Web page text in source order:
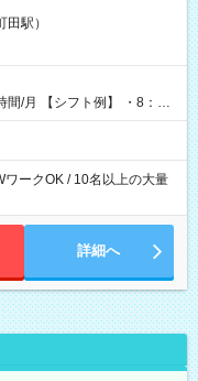
駅）
・8：00
ワークOK / 10名以上の大量
詳細へ